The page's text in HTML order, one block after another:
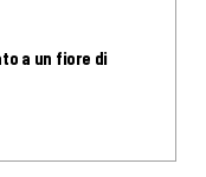
a un fiore di